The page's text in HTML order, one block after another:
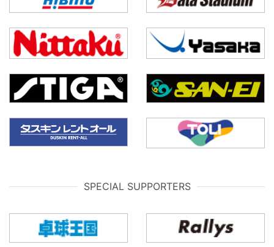
SPECIAL SUPPORTERS